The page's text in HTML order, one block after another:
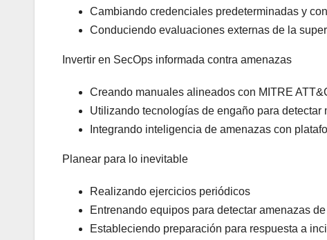
Cambiando credenciales predeterminadas y
Conduciendo evaluaciones externas de la
Invertir en SecOps informada contra amenazas
Creando manuales alineados con MITRE
Utilizando tecnologías de engaño para detectar
Integrando inteligencia de amenazas con
Planear para lo inevitable
Realizando ejercicios periódicos
Entrenando equipos para detectar amenazas
Estableciendo preparación para respuesta a